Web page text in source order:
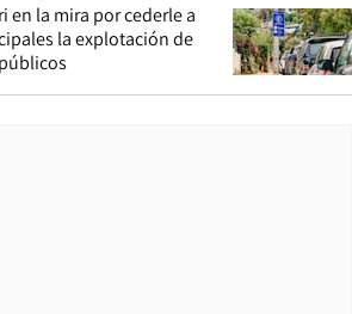
en la mira por cederle a
la explotación de